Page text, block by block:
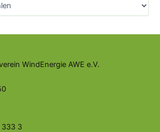
WindEnergie AWE e.V.
333 3